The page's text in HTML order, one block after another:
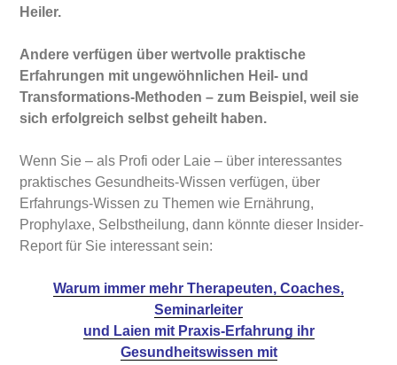
Heiler.
Andere verfügen über wertvolle praktische
Erfahrungen mit ungewöhnlichen Heil- und
Transformations-Methoden – zum Beispiel, weil sie
sich erfolgreich selbst geheilt haben.
Wenn Sie – als Profi oder Laie – über interessantes
praktisches Gesundheits-Wissen verfügen, über
Erfahrungs-Wissen zu Themen wie Ernährung,
Prophylaxe, Selbstheilung, dann könnte dieser Insider-
Report für Sie interessant sein:
Warum immer mehr Therapeuten, Coaches,
Seminarleiter
und Laien mit Praxis-Erfahrung ihr
Gesundheitswissen mit